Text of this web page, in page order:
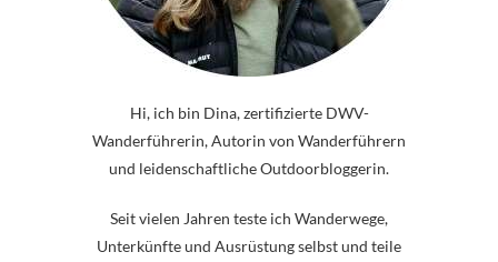
Hi, ich bin Dina, zertifizierte DWV-
Wanderführerin, Autorin von Wanderführern
und leidenschaftliche Outdoorbloggerin.
Seit vielen Jahren teste ich Wanderwege,
Unterkünfte und Ausrüstung selbst und teile